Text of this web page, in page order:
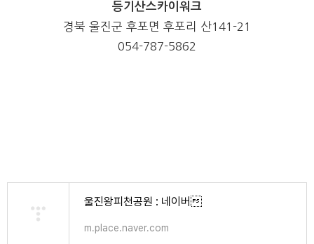
등기산스카이워크
경북 울진군 후포면 후포리 산141-21
054-787-5862
울진왕피천공원 : 네이버
m.place.naver.com